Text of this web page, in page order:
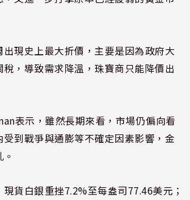
出現史上最大折價，主要是因為政府大
稅，導致需求降溫，珠寶商只能降價出
表示，雖然長期來看，市場仍偏向看
到戰爭與通膨等不確定因素影響，金
貨白銀重挫7.2%至每盎司77.46美元；